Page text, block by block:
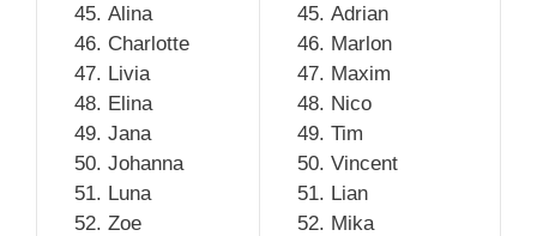
Alina
Charlotte
Livia
Elina
Jana
Johanna
Luna
Zoe
Adrian
Marlon
Maxim
Nico
Tim
Vincent
Lian
Mika